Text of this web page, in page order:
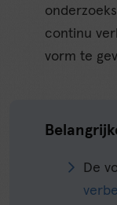
continu
vorm te
De